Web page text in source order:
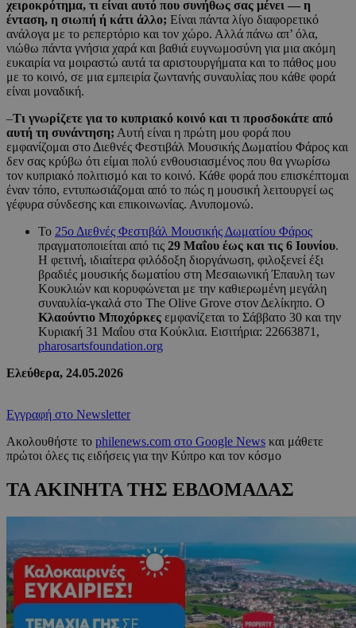
χειροκρότημα, τι είναι αυτό που συνήθως σας μένει — η
ένταση, η σιωπή ή κάτι άλλο; Είναι πάντα λίγο διαφορετικό
ανάλογα με το ρεπερτόριο και τον χώρο. Αλλά πάνω απ’ όλα,
νιώθω πάντα γνήσια χαρά και βαθιά ευγνωμοσύνη για μια ακόμη
ευκαιρία να μοιραστώ αυτά τα αριστουργήματα και το πάθος μου
με το κοινό, σε μια εμπειρία ζωντανής συναυλίας που κάθε φορά
είναι μοναδική.
–Τι γνωρίζετε για το κυπριακό κοινό και τι προσδοκάτε από
αυτή τη συνάντηση; Αυτή είναι η πρώτη μου φορά που
εμφανίζομαι στο Διεθνές Φεστιβάλ Μουσικής Δωματίου Φάρος και
δεν σας κρύβω ότι είμαι πολύ ενθουσιασμένος που θα γνωρίσω
τον κυπριακό πολιτισμό και το κοινό. Κάθε φορά που επισκέπτομαι
έναν τόπο, εντυπωσιάζομαι από το πώς η μουσική λειτουργεί ως
γέφυρα σύνδεσης και επικοινωνίας. Ανυπομονώ.
Το 25ο Διεθνές Φεστιβάλ Μουσικής Δωματίου Φάρος
πραγματοποιείται από τις 29 Μαΐου έως και τις 6 Ιουνίου.
Η φετινή, ιδιαίτερα φιλόδοξη διοργάνωση, φιλοξενεί έξι
βραδιές μουσικής δωματίου στη Μεσαιωνική Έπαυλη των
Κουκλιών και κορυφώνεται με την καθιερωμένη μεγάλη
συναυλία-γκαλά στο The Olive Grove στον Δελίκηπο. Ο
Κλαούντιο Μποχόρκες εμφανίζεται το Σάββατο 30 και την
Κυριακή 31 Μαΐου στα Κούκλια. Εισιτήρια: 22663871,
pharosartsfoundation.org
Ελεύθερα, 24.05.2026
Εγγραφή στο Newsletter
Ακολουθήστε το philenews.com στο Google News και μάθετε
πρώτοι όλες τις ειδήσεις για την Κύπρο και τον κόσμο
ΤΑ ΑΚΙΝΗΤΑ ΤΗΣ ΕΒΔΟΜΑΔΑΣ